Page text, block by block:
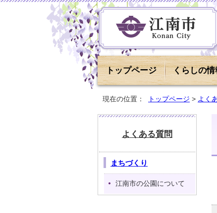
トップページ くらしの情
現在の位置： トップページ > よく
よくある質問
まちづくり
江南市の公園について